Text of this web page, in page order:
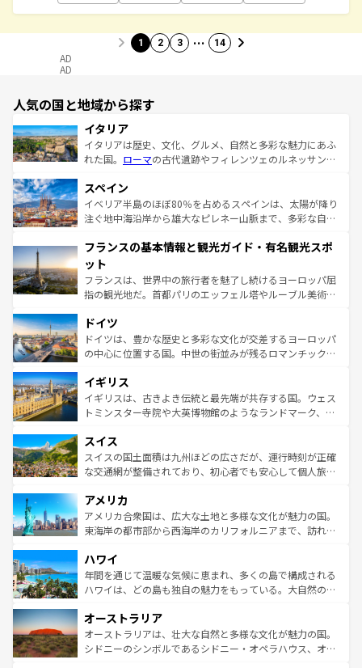
1 2 3 … 14
AD
AD
人気の国と地域から探す
イタリア
イタリアは歴史、文化、グルメ、自然と多彩な魅力にあふ
れた国。 ローマの古代遺跡やフィレンツェのルネッサンス
ろん、トスカーナの美しい田園風景やアマルフィ海岸の絶
景など、自然景観も見逃せない。観光の合間には、本場の
ピザやパスタなど、絶品のイタリア料理を堪能することも
ませてくれるイタリアで、忘れられない旅をしてみよう！
なお、新着のイタリア情報は
しい。
スペイン
イベリア半島のほぼ80％を占めるスペインは、太陽が降り
注ぐ地中海沿岸から雄大なピレネー山脈まで、多彩な自然
文化が根付くこの国では、情熱的なフラメンコ、熱気あふ
れる闘牛、そして美味しいタパスが生活の一部となってい
る。首都マドリードの洗練された雰囲気や、バルセロナの
アートに溢れた街角から、地方では古代ローマ遺跡や中世
せる。地方によって風土や気候が異なるスペインはその個
性で訪れる人を魅了する。 なお、新着のスペイン情報は コ
ンテンツ一覧を参照してほしい。
フランスの基本情報と観光ガイド・有名観光スポ
ット
フランスは、世界中の旅行者を魅了し続けるヨーロッパ屈
指の観光地だ。首都パリのエッフェル塔やルーブル美術館
で、幅広い魅力が詰まっている。華麗な宮殿、歴史的な大
聖堂、美しいビーチ、そして豊かな自然が、訪れる者を心
から魅了する。また、フランスは美食の国としても知ら
いる。シャンパンの発祥地であるランス、プロヴァンスの
香り高いラベンダー畑など、多彩な楽しみ方が可能だ。さ
らに、パリ以外の地域にも魅力が溢れており、どの街角に
れる地方に足を運ぶとそれぞれで全く異なる文化を体験で
きるだろう。 なお、新着のフランス情報はコンテンツ一覧
を参照してほしい。
ドイツ
ドイツは、豊かな歴史と多彩な文化が交差するヨーロッパ
の中心に位置する国。中世の街並みが残るロマンチック街
顔を持つこの国は、どこを歩いても飽きることがない。ベ
ルリンの文化的活気、バイエルン州のアルプスの絶景、そ
してライン川沿いのワイン畑といった風景は必見。ビール
は、お酒好きな人にはぜひ体験してほしい。 なお、新着の
ドイツ情報はコンテンツ一覧を参照してほしい。
イギリス
イギリスは、古きよき伝統と最先端が共存する国。ウェス
トミンスター寺院や大英博物館のようなランドマーク、歴
リアごとに異なる魅力がある。また、優雅なアフタヌーン
ティー、ビール好きにはたまらない英国パブ、サッカー観
戦など、本場だからこそできる体験も豊富。イギリスを旅
ンツ一覧を参照してほしい。
スイス
スイスの国土面積は九州ほどの広さだが、運行時刻が正確
な交通網が整備されており、初心者でも安心して個人旅行
の建物がそのまま残る町や、スイスならではのユニークな
博物館もあり、アルプス観光だけでなく町歩きも満喫する
ことができる。国民の所得が高いため物価も高いが、旅行
ば市内交通費無料で観光を楽しむこともできる。 なお、新
着のスイス情報はコンテンツ一覧 を参照してほしい。
アメリカ
アメリカ合衆国は、広大な土地と多様な文化が魅力の国。
東海岸の都市部から西海岸のカリフォルニアまで、訪れる
のような巨大都市は、観光、ショッピング、エンターテイ
ンメントが詰まった刺激的なスポットだ。一方、アメリカ
西部には大自然が広がり、グランドキャニオンやイエロー
部のニューオーリンズでは、音楽と美食が融合した独特の
文化が魅力。旅行者はアメリカの各地域で異なる魅力を楽
しみながら、その多様性と豊かな歴史を感じることができ
ハワイ
年間を通じて温暖な気候に恵まれ、多くの島で構成される
ハワイは、どの島も独自の魅力をもっている。大自然の神
ワイ島は見逃せない。また、定番の観光地といえばオアフ
島だが、静かな自然を求めるならマウイ島やカウアイ島が
おすすめ。エメラルドグリーンに輝く海をはじめ、豊かな
オーストラリア
オーストラリアは、壮大な自然と多様な文化が魅力の国。
シドニーのシンボルであるシドニー・オペラハウス、オー